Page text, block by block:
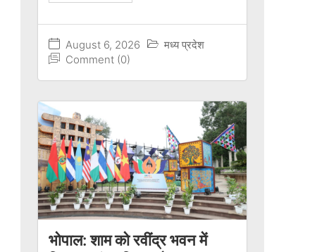
August 6, 2026
मध्य प्रदेश
Comment (0)
भोपाल: शाम को रवींद्र भवन में